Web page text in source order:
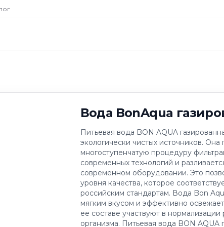
Вода BonAqua
Питьевая вода BON AQUA
экологически чистых источников. Она
многоступенчатую процедуру
современных технологий и
современном оборудовании. Это
уровня качества, которое
российским стандартам. Вода Bon
мягким вкусом и эффективно
ее составе участвуют в
организма. Питьевая вода BON AQUA